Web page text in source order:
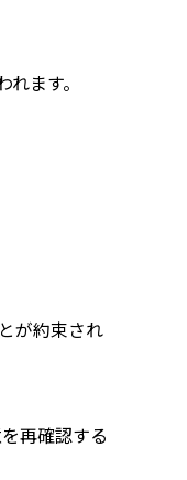
ます。
が約束され
再確認する